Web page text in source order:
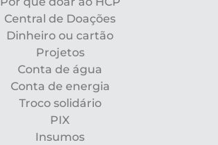
Central de Doações
Dinheiro ou cartão
Projetos
Conta de água
Conta de energia
Troco solidário
PIX
Insumos